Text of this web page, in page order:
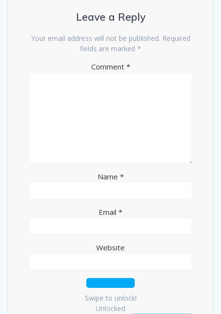
Leave a Reply
Your email address will not be published. Required
fields are marked *
Comment *
Name *
Email *
Website
Swipe to unlock!
Unlocked